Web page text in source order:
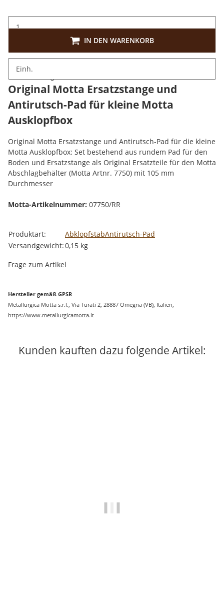
Einh.
IN DEN WARENKORB
Beschreibung
Original Motta Ersatzstange und
Antirutsch-Pad für kleine Motta
Ausklopfbox
Original Motta Ersatzstange und Antirutsch-Pad für die kleine
Motta Ausklopfbox: Set bestehend aus rundem Pad für den
Boden und Ersatzstange als Original Ersatzteile für den Motta
Abschlagbehälter (Motta Artnr. 7750) mit 105 mm
Durchmesser
Motta-Artikelnummer: 07750/RR
Produkteigenschaft
Wert
Produktart: AbklopfstabAntirutsch-Pad
Versandgewicht:0,15 kg
Frage zum Artikel
Hersteller gemäß GPSR
Metallurgica Motta s.r.l., Via Turati 2, 28887 Omegna (VB), Italien,
https://www.metallurgicamotta.it
Kunden kauften dazu folgende Artikel: